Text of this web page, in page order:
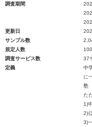
調査期間
更新日
サンプル数
規定人数
調査サービス数
37
定義
中
に
塾
た
1)
2)
3)